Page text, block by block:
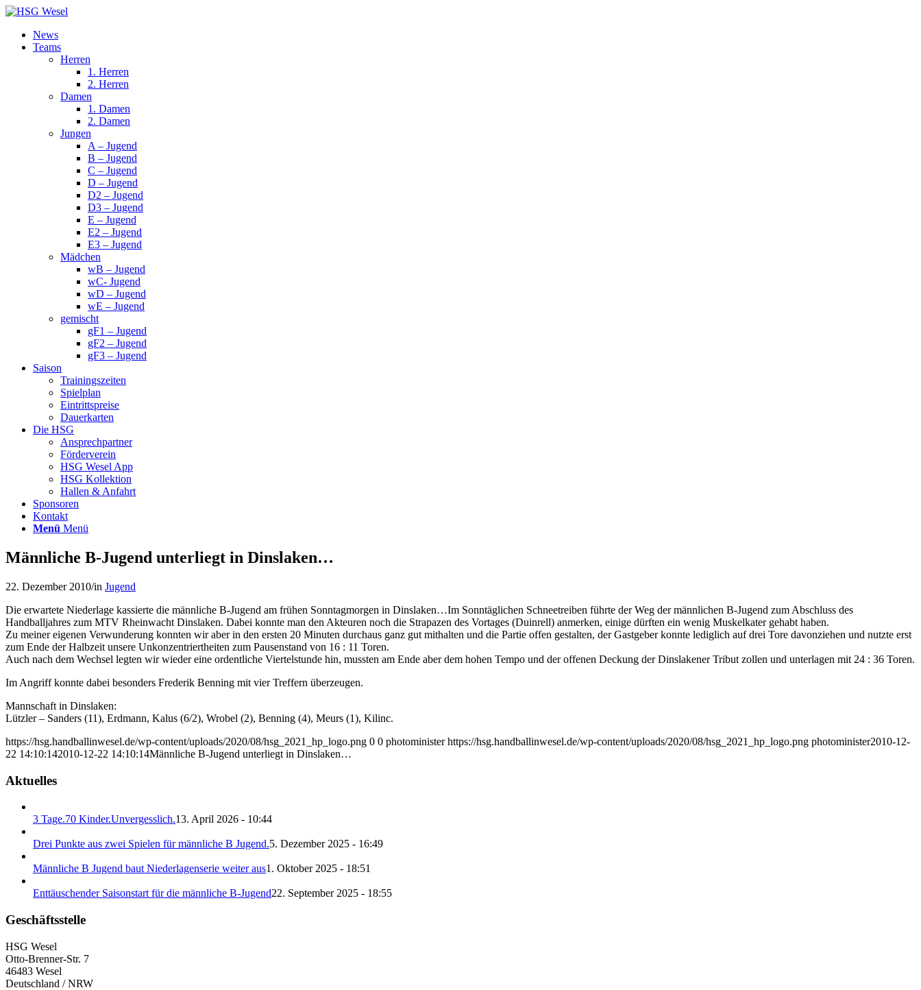
News
Teams
Herren
1. Herren
2. Herren
Damen
1. Damen
2. Damen
Jungen
A – Jugend
B – Jugend
C – Jugend
D – Jugend
D2 – Jugend
D3 – Jugend
E – Jugend
E2 – Jugend
E3 – Jugend
Mädchen
wB – Jugend
wC- Jugend
wD – Jugend
wE – Jugend
gemischt
gF1 – Jugend
gF2 – Jugend
gF3 – Jugend
Saison
Trainingszeiten
Spielplan
Eintrittspreise
Dauerkarten
Die HSG
Ansprechpartner
Förderverein
HSG Wesel App
HSG Kollektion
Hallen & Anfahrt
Sponsoren
Kontakt
Menü Menü
Männliche B-Jugend unterliegt in Dinslaken…
22. Dezember 2010/in Jugend
Die erwartete Niederlage kassierte die männliche B-Jugend am frühen Sonntagmorgen in Dinslaken…Im Sonntäglichen Schneetreiben führte der Weg der männlichen B-Jugend zum Abschluss des
Handballjahres zum MTV Rheinwacht Dinslaken. Dabei konnte man den Akteuren noch die Strapazen des Vortages (Duinrell) anmerken, einige dürften ein wenig Muskelkater gehabt haben.
Zu meiner eigenen Verwunderung konnten wir aber in den ersten 20 Minuten durchaus ganz gut mithalten und die Partie offen gestalten, der Gastgeber konnte lediglich auf drei Tore davonziehen und nutzte erst
zum Ende der Halbzeit unsere Unkonzentriertheiten zum Pausenstand von 16 : 11 Toren.
Auch nach dem Wechsel legten wir wieder eine ordentliche Viertelstunde hin, mussten am Ende aber dem hohen Tempo und der offenen Deckung der Dinslakener Tribut zollen und unterlagen mit 24 : 36 Toren.
Im Angriff konnte dabei besonders Frederik Benning mit vier Treffern überzeugen.
Mannschaft in Dinslaken:
Lützler – Sanders (11), Erdmann, Kalus (6/2), Wrobel (2), Benning (4), Meurs (1), Kilinc.
https://hsg.handballinwesel.de/wp-content/uploads/2020/08/hsg_2021_hp_logo.png 0 0 photominister https://hsg.handballinwesel.de/wp-content/uploads/2020/08/hsg_2021_hp_logo.png photominister2010-12-
22 14:10:142010-12-22 14:10:14Männliche B-Jugend unterliegt in Dinslaken…
Aktuelles
3 Tage.70 Kinder.Unvergesslich.13. April 2026 - 10:44
Drei Punkte aus zwei Spielen für männliche B Jugend.5. Dezember 2025 - 16:49
Männliche B Jugend baut Niederlagenserie weiter aus1. Oktober 2025 - 18:51
Enttäuschender Saisonstart für die männliche B-Jugend22. September 2025 - 18:55
Geschäftsstelle
HSG Wesel
Otto-Brenner-Str. 7
46483 Wesel
Deutschland / NRW